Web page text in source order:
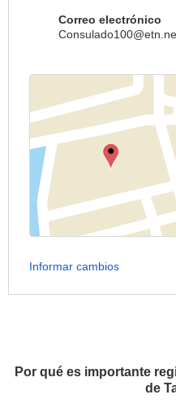
Por qué es importante
de
Correo electrónico
Informar cambios